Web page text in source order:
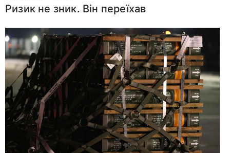
Ризик не зник. Він переїхав